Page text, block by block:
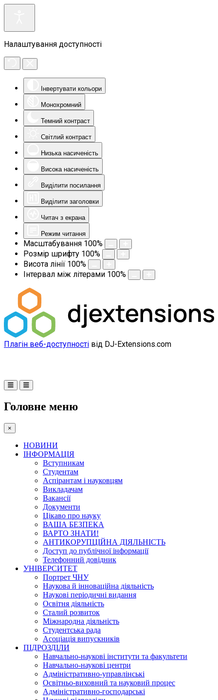
Налаштування доступності
Інвертувати кольори
Монохромний
Темний контраст
Світлий контраст
Низька насиченість
Висока насиченість
Виділити посилання
Виділити заголовки
Читач з екрана
Режим читання
Масштабування 100%
Розмір шрифту 100%
Висота лінії 100%
Інтервал між літерами 100%
Плагін веб-доступності від DJ-Extensions.com
Головне меню
×
НОВИНИ
ІНФОРМАЦІЯ
Вступникам
Студентам
Аспірантам і науковцям
Викладачам
Вакансії
Документи
Цікаво про науку
ВАША БЕЗПЕКА
ВАРТО ЗНАТИ!
АНТИКОРУПЦІЙНА ДІЯЛЬНІСТЬ
Доступ до публічної інформації
Телефонний довідник
УНІВЕРСИТЕТ
Портрет ЧНУ
Наукова й інноваційна діяльність
Наукові періодичні видання
Освітня діяльність
Сталий розвиток
Міжнародна діяльність
Студентська рада
Асоціація випускників
ПІДРОЗДІЛИ
Навчально-наукові інститути та факультети
Навчально-наукові центри
Адміністративно-управлінські
Освітньо-виховний та науковий процес
Адміністративно-господарські